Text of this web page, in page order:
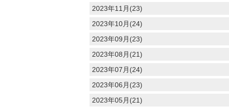
2023年11月(23)
2023年10月(24)
2023年09月(23)
2023年08月(21)
2023年07月(24)
2023年06月(23)
2023年05月(21)